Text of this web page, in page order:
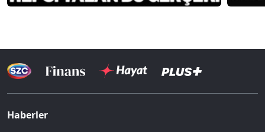
Haberler